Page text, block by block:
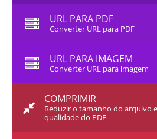
URL PARA PDF
Converter URL para PDF
URL PARA IMAGEM
Converter URL para imagem
COMPRIMIR
Reduzir o tamanho do arquivo
qualidade do PDF